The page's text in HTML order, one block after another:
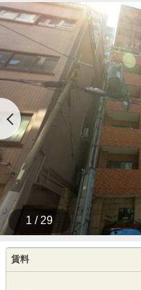
1 / 29
賃料